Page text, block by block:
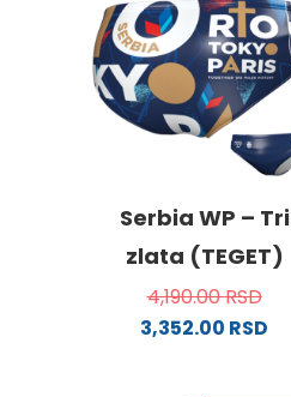
Serbia WP – Tri
zlata (TEGET)
4,190.00RSD
3,352.00 RSD